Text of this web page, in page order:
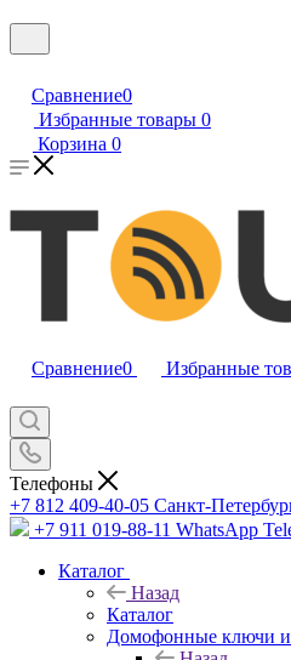
Сравнение0
Избранные товары 0
Корзина 0
Сравнение0 Избранные
Телефоны
+7 812 409-40-05 Санĸт-
+7 911 019-88-11 WhatsApp
Каталог
Назад
Каталог
Домофонные ключи и